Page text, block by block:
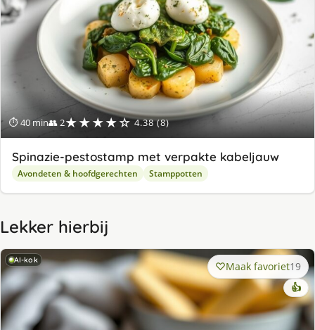
⏱ 40 min👥 2★★★★☆ 4.38 (8)
Spinazie-pestostamp met verpakte kabeljauw
Avondeten & hoofdgerechten Stamppotten
Lekker hierbij
AI-kok Maak favoriet19
👍